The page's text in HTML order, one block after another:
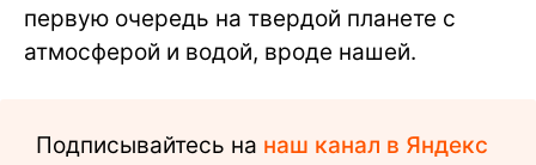
первую очередь на твердой планете с
атмосферой и водой, вроде нашей.
Подписывайтесь на наш канал в Яндекс